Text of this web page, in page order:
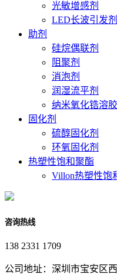
光敏增感剂
LED长波引发剂
助剂
硅烷偶联剂
阻聚剂
消泡剂
润湿流平剂
纳米氧化锆溶胶
固化剂
硫醇固化剂
环氧固化剂
热塑性饱和聚酯
Villon热塑性饱
咨询热线
138 2331 1709
公司地址：深圳市宝安区